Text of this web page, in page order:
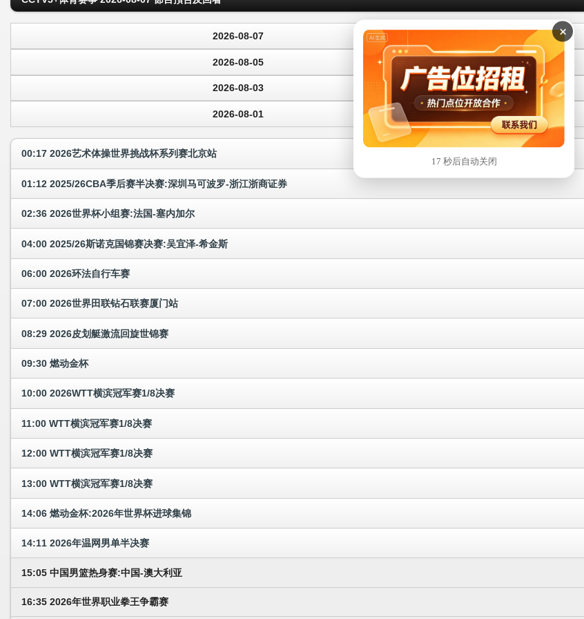
2026-08-07
2026-08-05
2026-08-03
2026-08-01
00:17 2026艺术体操世界挑战杯系列赛北京站
01:12 2025/26CBA季后赛半决赛:深圳马可波罗-浙江浙商证券
02:36 2026世界杯小组赛:法国-塞内加尔
04:00 2025/26斯诺克国锦赛决赛:吴宜泽-希金斯
06:00 2026环法自行车赛
07:00 2026世界田联钻石联赛厦门站
08:29 2026皮划艇激流回旋世锦赛
09:30 燃动金杯
10:00 2026WTT横滨冠军赛1/8决赛
11:00 WTT横滨冠军赛1/8决赛
12:00 WTT横滨冠军赛1/8决赛
13:00 WTT横滨冠军赛1/8决赛
14:06 燃动金杯:2026年世界杯进球集锦
14:11 2026年温网男单半决赛
15:05 中国男篮热身赛:中国-澳大利亚
16:35 2026年世界职业拳王争霸赛
×
16 秒后自动关闭